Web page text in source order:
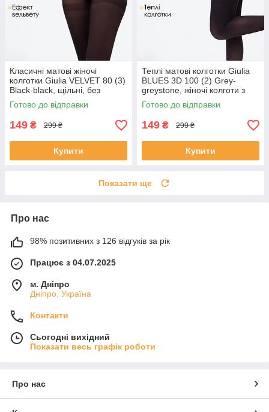
Класичні матові жіночі
колготки Giulia VELVET 80 (3)
Black-black, щільні, без
блиску, чорні, капронові
колготи
Готово до відправки
149 ₴ 299 ₴
Купити
Теплі матові колготки Giulia
BLUES 3D 100 (2) Grey-
greystone, жіночі колготи з
м'якої мікрофібри, сірі
Готово до відправки
149 ₴ 299 ₴
Купити
Показати ще
Про нас
98% позитивних з 126 відгуків за рік
Працює з 04.07.2025
м. Дніпро
Дніпро, Україна
Контакти
Сьогодні вихідний
Показати весь графік роботи
Про нас